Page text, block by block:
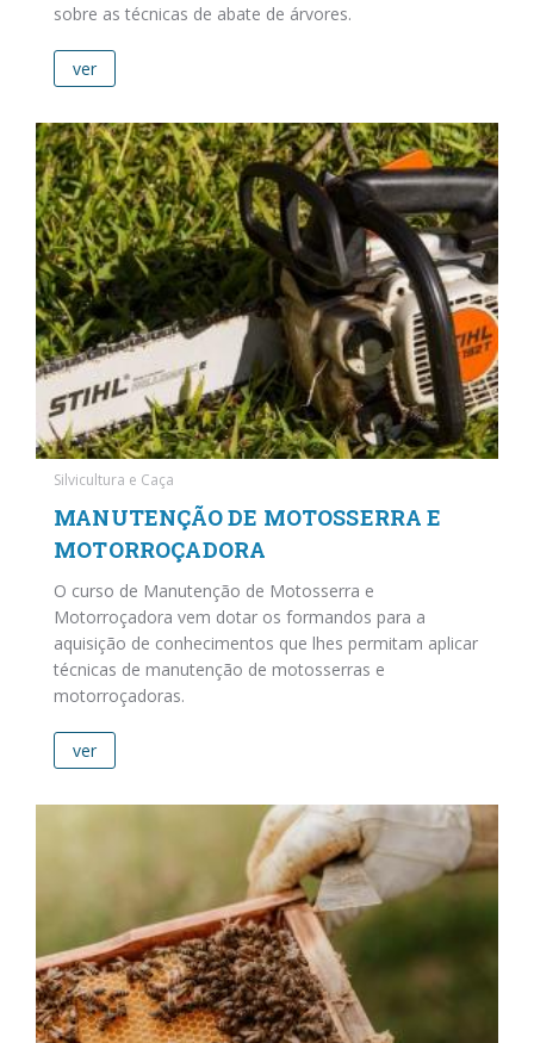
sobre as técnicas de abate de árvores.
ver
Silvicultura e Caça
MANUTENÇÃO DE MOTOSSERRA E
MOTORROÇADORA
O curso de Manutenção de Motosserra e
Motorroçadora vem dotar os formandos para a
aquisição de conhecimentos que lhes permitam aplicar
técnicas de manutenção de motosserras e
motorroçadoras.
ver